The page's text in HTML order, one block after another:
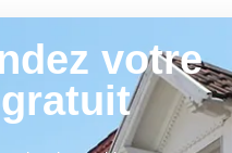
votre